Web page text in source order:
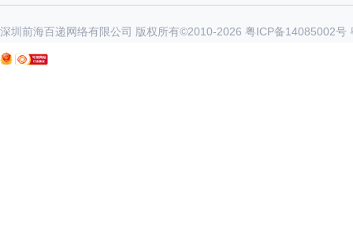
深圳前海百递网络有限公司 版权所有©2010-2026 粤ICP备14085002号